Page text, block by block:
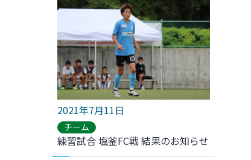
2021年7月11日
チーム
練習試合 塩釜FC戦 結果のお知らせ